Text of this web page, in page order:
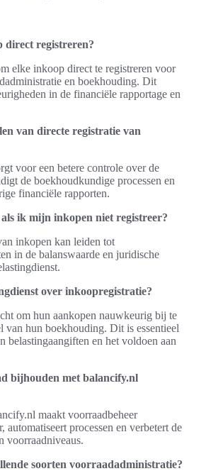
direct registreren?
elke inkoop direct te registreren voor
en boekhouding. Dit
in de financiële rapportage en
van directe registratie van
voor een betere controle over de
de boekhoudkundige processen en
financiële rapporten.
als ik mijn inkopen niet registreer?
inkopen kan leiden tot
in de balanswaarde en juridische
over inkoopregistratie?
om hun aankopen nauwkeurig bij te
van hun boekhouding. Dit is essentieel
belastingaangiften en het voldoen aan
bijhouden met balancify.nl
maakt voorraadbeheer
automatiseert processen en verbetert de
voorraadniveaus.
soorten voorraadadministratie?